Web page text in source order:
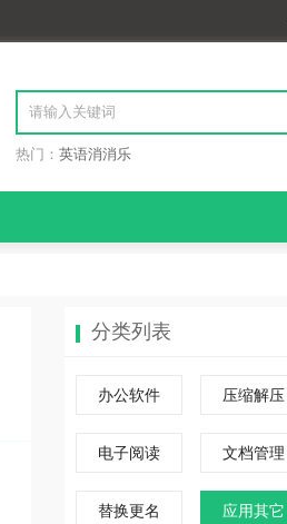
热门： 英语消消乐
分类列表
办公软件 压缩解压
电子阅读 文档管理
替换更名 应用其它